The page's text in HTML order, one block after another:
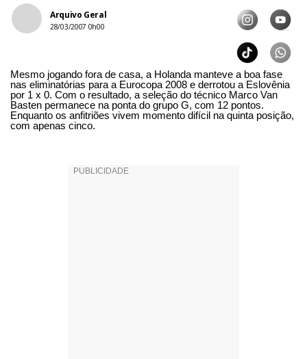
Arquivo Geral
28/03/2007 0h00
Mesmo jogando fora de casa, a Holanda manteve a boa fase
nas eliminatórias para a Eurocopa 2008 e derrotou a Eslovênia
por 1 x 0. Com o resultado, a seleção do técnico Marco Van
Basten permanece na ponta do grupo G, com 12 pontos.
Enquanto os anfitriões vivem momento difícil na quinta posição,
com apenas cinco.